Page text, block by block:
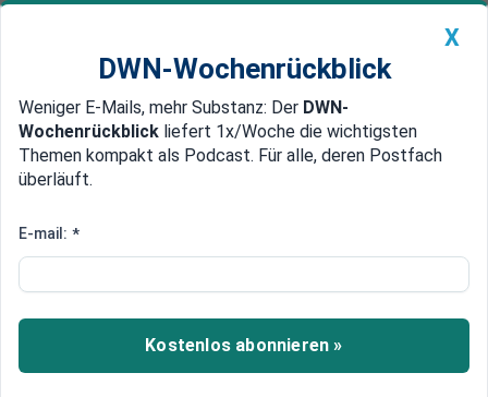
Newsticker MEIN DWN: Geldanlage Premium
Edelmetalle DWN-Magazin China
Kritik an Zinspolitik
Institut für Weltwirtschaft:
Inflation kehrt nach Deutschland
zurück
Das Institut für Weltwirtschaft erwartet einen
X
DWN-Wochenrückblick
Weniger E-Mails, mehr Substanz: Der DWN-
Wochenrückblick liefert 1x/Woche die wichtigsten
Themen kompakt als Podcast. Für alle, deren Postfach
überläuft.
E-mail: *
Kostenlos abonnieren »